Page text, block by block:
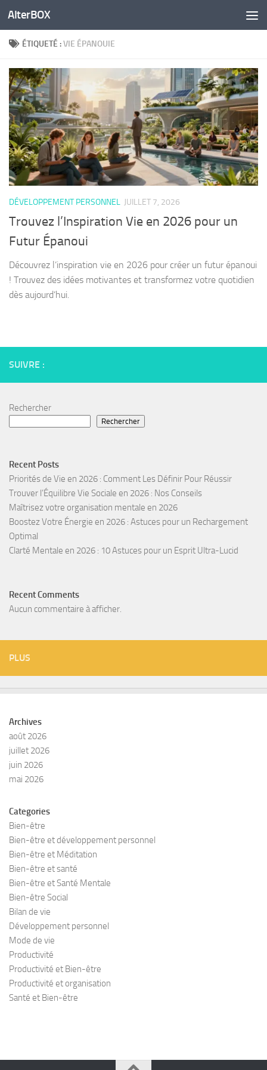
Skip to content
AlterBOX
ÉTIQUETÉ :VIE ÉPANOUIE
DÉVELOPPEMENT PERSONNEL JUILLET 7, 2026
Trouvez l’Inspiration Vie en 2026 pour un
Futur Épanoui
Découvrez l’inspiration vie en 2026 pour créer un futur épanoui
! Trouvez des idées motivantes et transformez votre quotidien
dès aujourd’hui.
SUIVRE :
Rechercher
Rechercher
Recent Posts
Priorités de Vie en 2026 : Comment Les Définir Pour Réussir
Trouver l’Équilibre Vie Sociale en 2026 : Nos Conseils
Maîtrisez votre organisation mentale en 2026
Boostez Votre Énergie en 2026 : Astuces pour un Rechargement
Optimal
Clarté Mentale en 2026 : 10 Astuces pour un Esprit Ultra-Lucid
Recent Comments
Aucun commentaire à afficher.
PLUS
Archives
août 2026
juillet 2026
juin 2026
mai 2026
Categories
Bien-être
Bien-être et développement personnel
Bien-être et Méditation
Bien-être et santé
Bien-être et Santé Mentale
Bien-être Social
Bilan de vie
Développement personnel
Mode de vie
Productivité
Productivité et Bien-être
Productivité et organisation
Santé et Bien-être